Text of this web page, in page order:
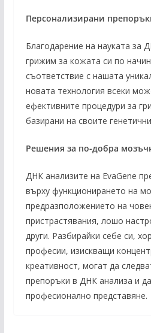
Персонализирани
Благодарение на науката за
грижим за кожата си по
съответствие с нашата
новата технология всеки
ефективните процедури за
базирани на своите
Решения за по-добра
ДНК анализите на EvaGene
върху функционирането на
предразположението на
пристрастявания, лошо
други. Разбирайки себе си,
професии, изискващи
креативност, могат да
препоръки в ДНК анализа и
професионално представяне.